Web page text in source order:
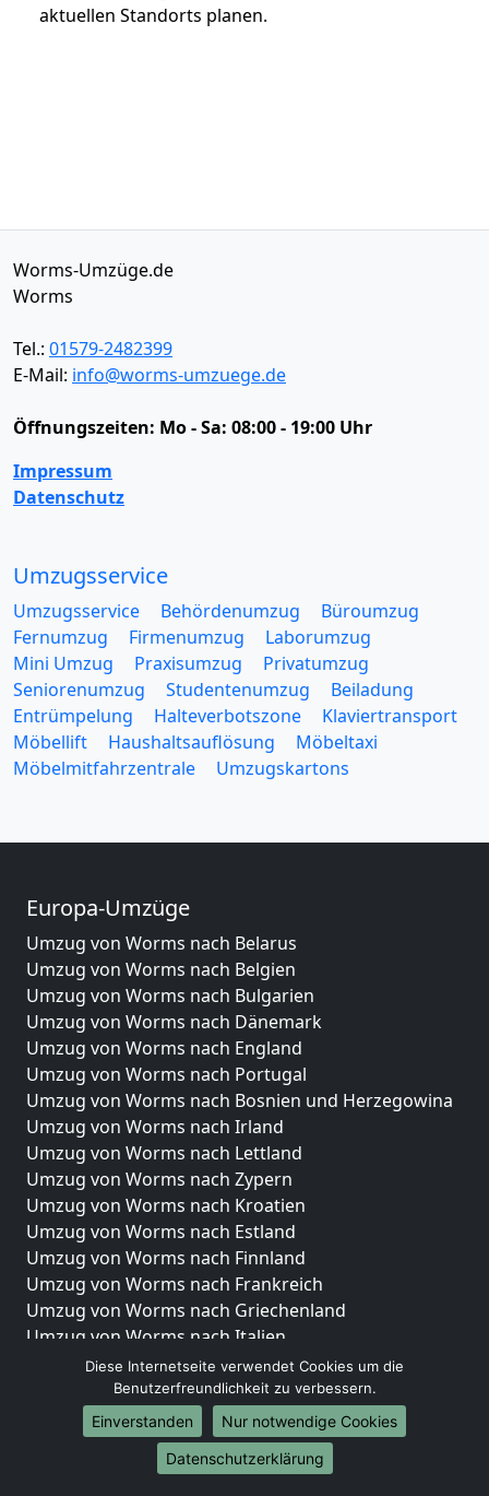
aktuellen Standorts planen.
Worms-Umzüge.de
Worms
Tel.: 01579-2482399
E-Mail: info@worms-umzuege.de
Öffnungszeiten: Mo - Sa: 08:00 - 19:00 Uhr
Impressum
Datenschutz
Umzugsservice
Umzugsservice Behördenumzug
Büroumzug
Fernumzug
Firmenumzug
Laborumzug
Mini Umzug
Praxisumzug
Privatumzug
Seniorenumzug
Studentenumzug
Beiladung
Entrümpelung
Halteverbotszone
Klaviertransport
Möbellift
Haushaltsauflösung
Möbeltaxi
Möbelmitfahrzentrale
Umzugskartons
Europa-Umzüge
Umzug von Worms nach Belarus
Umzug von Worms nach Belgien
Umzug von Worms nach Bulgarien
Umzug von Worms nach Dänemark
Umzug von Worms nach England
Umzug von Worms nach Portugal
Umzug von Worms nach Bosnien und Herzegowina
Umzug von Worms nach Irland
Umzug von Worms nach Lettland
Umzug von Worms nach Zypern
Umzug von Worms nach Kroatien
Umzug von Worms nach Estland
Umzug von Worms nach Finnland
Umzug von Worms nach Frankreich
Umzug von Worms nach Griechenland
Umzug von Worms nach Italien
Umzug von Worms nach Liechtenstein
Umzug von Worms nach Luxemburg
Umzug von Worms nach Niederlande
Umzug von Worms nach Norwegen
Umzüge-Deutschlandweit
Diese Internetseite verwendet Cookies um die
Benutzerfreundlichkeit zu verbessern.
Einverstanden
Nur notwendige Cookies
Datenschutzerklärung